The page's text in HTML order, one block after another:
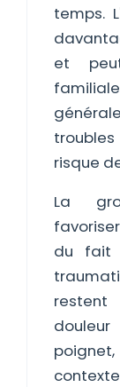
temps.
et
risque
La
du fait